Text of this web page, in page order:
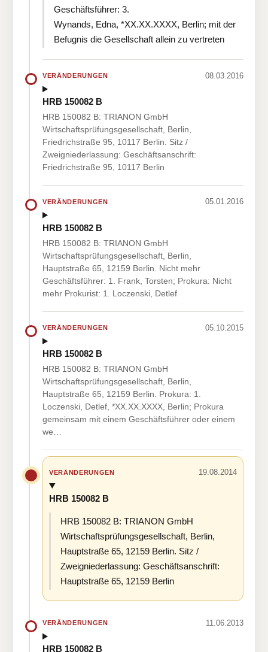
Geschäftsführer: 3.
Wynands, Edna, *XX.XX.XXXX, Berlin; mit der
Befugnis die Gesellschaft allein zu vertreten
VERÄNDERUNGEN 08.03.2016
HRB 150082 B
HRB 150082 B: TRIANON GmbH
Wirtschaftsprüfungsgesellschaft, Berlin,
Friedrichstraße 95, 10117 Berlin. Sitz /
Zweigniederlassung: Geschäftsanschrift:
Friedrichstraße 95, 10117 Berlin
VERÄNDERUNGEN 05.01.2016
HRB 150082 B
HRB 150082 B: TRIANON GmbH
Wirtschaftsprüfungsgesellschaft, Berlin,
Hauptstraße 65, 12159 Berlin. Nicht mehr
Geschäftsführer: 1. Frank, Torsten; Prokura: Nicht
mehr Prokurist: 1. Loczenski, Detlef
VERÄNDERUNGEN 05.10.2015
HRB 150082 B
HRB 150082 B: TRIANON GmbH
Wirtschaftsprüfungsgesellschaft, Berlin,
Hauptstraße 65, 12159 Berlin. Prokura: 1.
Loczenski, Detlef, *XX.XX.XXXX, Berlin; Prokura
gemeinsam mit einem Geschäftsführer oder einem
we…
VERÄNDERUNGEN 19.08.2014
HRB 150082 B
HRB 150082 B: TRIANON GmbH
Wirtschaftsprüfungsgesellschaft, Berlin,
Hauptstraße 65, 12159 Berlin. Sitz /
Zweigniederlassung: Geschäftsanschrift:
Hauptstraße 65, 12159 Berlin
VERÄNDERUNGEN 11.06.2013
HRB 150082 B